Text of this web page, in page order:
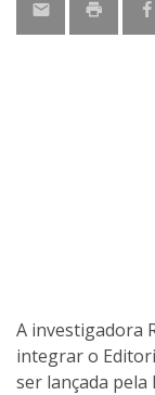
A investigadora
integrar o
ser lançada pela